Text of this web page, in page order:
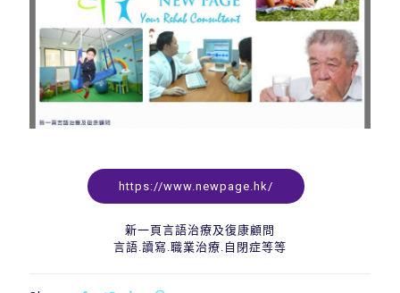
https://www.newpage.hk/
新一頁言語治療及復康顧問
言語.讀寫.職業治療.自閉症等等